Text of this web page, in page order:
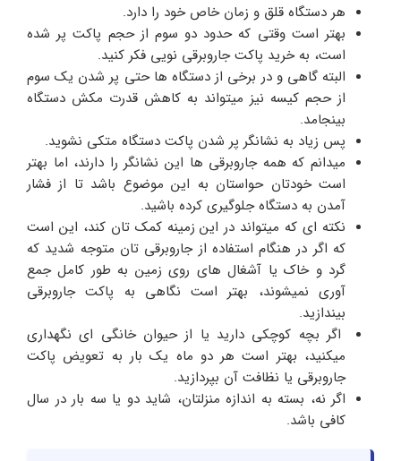
هر دستگاه قلق و زمان خاص خود را دارد.
بهتر است وقتی که حدود دو سوم از حجم پاکت پر شده
است، به خرید پاکت جاروبرقی نویی فکر کنید.
البته گاهی و در برخی از دستگاه ها حتی پر شدن یک سوم
از حجم کیسه نیز میتواند به کاهش قدرت مکش دستگاه
بینجامد.
پس زیاد به نشانگر پر شدن پاکت دستگاه متکی نشوید.
میدانم که همه جاروبرقی ها این نشانگر را دارند، اما بهتر
است خودتان حواستان به این موضوع باشد تا از فشار
آمدن به دستگاه جلوگیری کرده باشید.
نکته ای که میتواند در این زمینه کمک تان کند، این است
که اگر در هنگام استفاده از جاروبرقی تان متوجه شدید که
گرد و خاک یا آشغال های روی زمین به طور کامل جمع
آوری نمیشوند، بهتر است نگاهی به پاکت جاروبرقی
بیندازید.
اگر بچه کوچکی دارید یا از حیوان خانگی ای نگهداری
میکنید، بهتر است هر دو ماه یک بار به تعویض پاکت
جاروبرقی یا نظافت آن بپردازید.
اگر نه، بسته به اندازه منزلتان، شاید دو یا سه بار در سال
کافی باشد.